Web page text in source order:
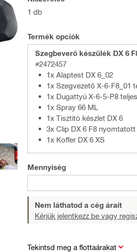
1 db
Termék opciók
Szegbeverő készülék DX 6
#2472457
1x Alaptest DX 6_02
1x Szegvezető X-6-F8_01
1x Dugattyú X-6-5-P8 teljes
1x Spray 66 ML
1x Tisztító készlet DX 6
3x Clip DX 6 F8 nyomtatott
1x Koffer DX 6 XS
Mennyiség
Nem láthatod a cég árait
Kérjük jelentkezz be vagy
Tekintsd meg a flottaárakat